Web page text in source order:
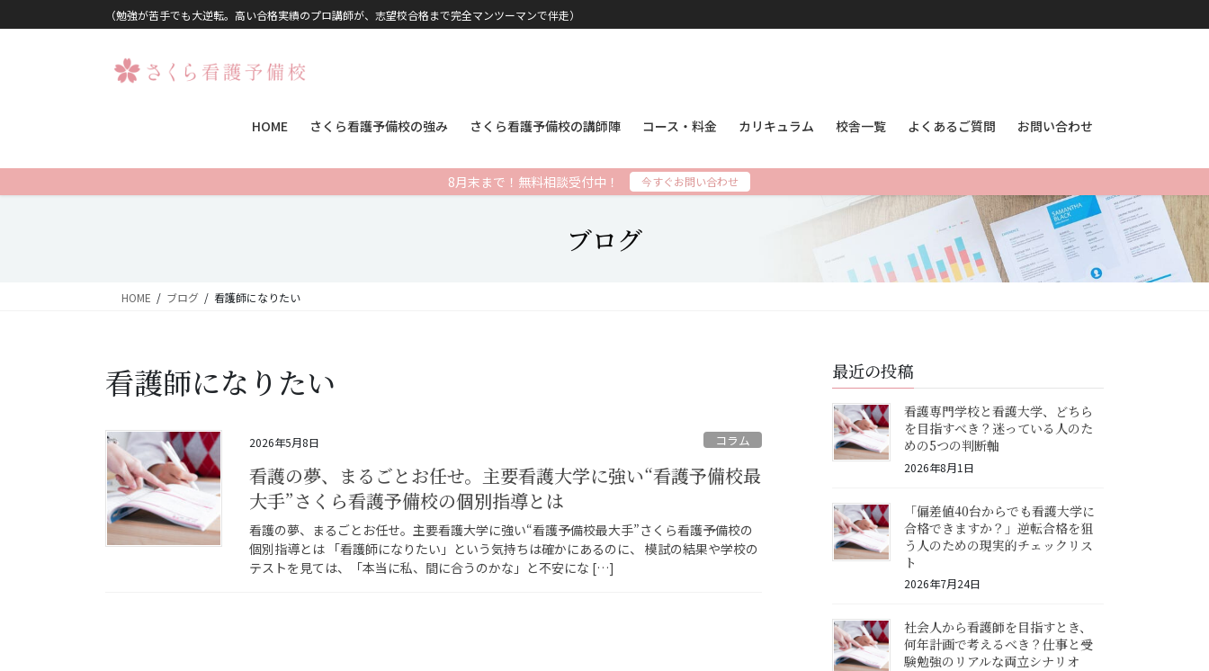
コンテンツに移動
ナビゲーションに移動（勉強が苦手でも大逆転。高い合格実績のプロ講師が、志望校合格まで完全マンツーマンで伴走）
HOME さくら看護予備校の強み さくら看護予備校の講師陣 コース・料金 カリキュラム 校舎一覧 よくあるご質問 お問い合わせ
8月末まで！無料相談受付中！ 今すぐお問い合わせ
ブログ
HOME ブログ 看護師になりたい
看護師になりたい
2026年5月8日 コラム
看護の夢、まるごとお任せ。主要看護大学に強い“看護予備校最
大手”さくら看護予備校の個別指導とは
看護の夢、まるごとお任せ。主要看護大学に強い“看護予備校最大手”さくら看護予備校の
個別指導とは 「看護師になりたい」という気持ちは確かにあるのに、 模試の結果や学校の
テストを見ては、「本当に私、間に合うのかな」と不安にな […]
最近の投稿
看護専門学校と看護大学、どちら
を目指すべき？迷っている人のた
めの5つの判断軸
2026年8月1日
「偏差値40台からでも看護大学に
合格できますか？」逆転合格を狙
う人のための現実的チェックリス
ト
2026年7月24日
社会人から看護師を目指すとき、
何年計画で考えるべき？仕事と受
験勉強のリアルな両立シナリオ